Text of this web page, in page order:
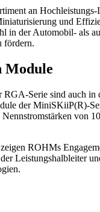
an
und
in der Automobil- als
fördern.
Module
Serie sind auch in
der MiniSKiiP(R)-
von
ROHMs
Leistungshalbleiter